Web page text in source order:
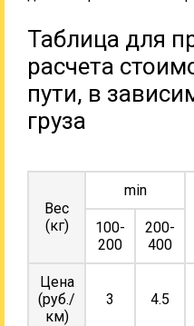
Таблица для
расчета
пути, в
груза
Вес
(кг)
min
100-
200
200-
400
Цена
(руб./
км)
3 4.5